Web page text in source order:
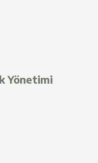
Yönetimi